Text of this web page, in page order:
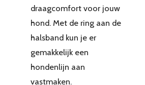
draagcomfort voor jouw
hond. Met de ring aan de
halsband kun je er
gemakkelijk een
hondenlijn aan
vastmaken.